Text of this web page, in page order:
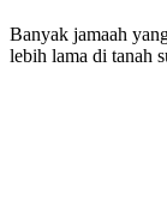
Banyak jamaah
lebih lama di tanah